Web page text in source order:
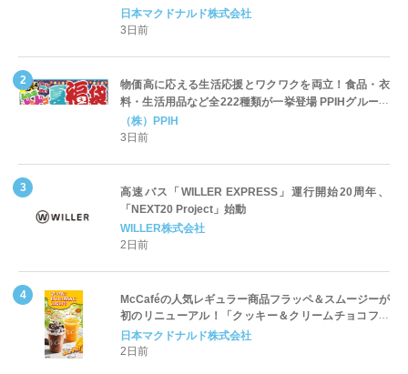
定登場
日本マクドナルド株式会社
3日前
物価高に応える生活応援とワクワクを両立！食品・衣
料・生活用品など全222種類が一挙登場 PPIHグループ
「夏福袋」＆セール 8月6日(木)より順次スタート
（株）PPIH
3日前
高速バス「WILLER EXPRESS」運行開始20周年、
「NEXT20 Project」始動
WILLER株式会社
2日前
McCaféの人気レギュラー商品フラッペ＆スムージーが
初のリニューアル！「クッキー＆クリームチョコフラ
ッペ」「マンゴースムージー」8月5日（水）から販売
開始
日本マクドナルド株式会社
2日前